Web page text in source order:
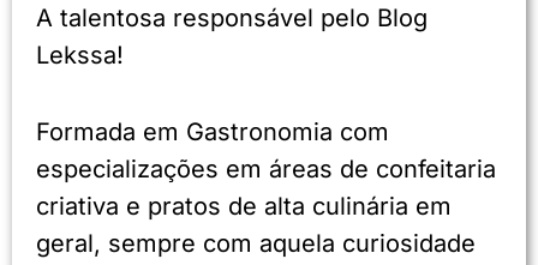
A talentosa responsável pelo Blog
Lekssa!
Formada em Gastronomia com
especializações em áreas de confeitaria
criativa e pratos de alta culinária em
geral, sempre com aquela curiosidade